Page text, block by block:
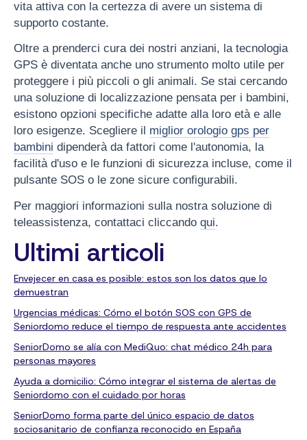
vita attiva con la certezza di avere un sistema di
supporto costante.
Oltre a prenderci cura dei nostri anziani, la tecnologia
GPS è diventata anche uno strumento molto utile per
proteggere i più piccoli o gli animali. Se stai cercando
una soluzione di localizzazione pensata per i bambini,
esistono opzioni specifiche adatte alla loro età e alle
loro esigenze. Scegliere il miglior orologio gps per
bambini dipenderà da fattori come l'autonomia, la
facilità d'uso e le funzioni di sicurezza incluse, come il
pulsante SOS o le zone sicure configurabili.
Per maggiori informazioni sulla nostra soluzione di
teleassistenza, contattaci cliccando qui.
Ultimi articoli
Envejecer en casa es posible: estos son los datos que lo
demuestran
Urgencias médicas: Cómo el botón SOS con GPS de
Seniordomo reduce el tiempo de respuesta ante accidentes
SeniorDomo se alía con MediQuo: chat médico 24h para
personas mayores
Ayuda a domicilio: Cómo integrar el sistema de alertas de
Seniordomo con el cuidado por horas
SeniorDomo forma parte del único espacio de datos
sociosanitario de confianza reconocido en España